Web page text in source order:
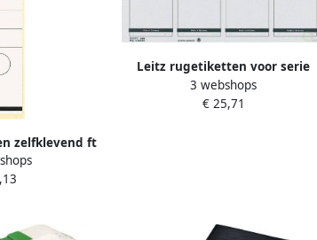
zelfklevend ft
van 10 stuks
Leitz rugetiketten voor serie
1080 ft 6 1 x 19 2 cm pak van 100
stuks wit
3 webshops
€ 25,71